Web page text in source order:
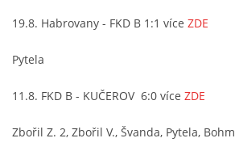
FKD, z.s.
19.8. Habrovany - FKD B 1:1 více ZDE
Pytela
11.8. FKD B - KUČEROV 6:0 více ZDE
Zbořil Z. 2, Zbořil V., Švanda, Pytela, Bohm